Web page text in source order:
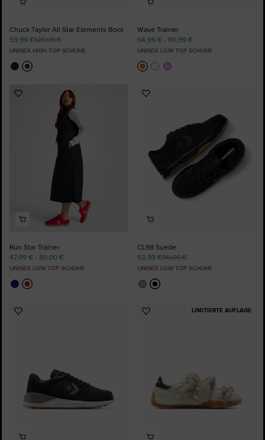
Chuck Taylor All Star Elements Boot
59,99 €120,00 €
UNISEX HIGH TOP SCHUHE
Wave Trainer
64,99 € - 90,99 €
UNISEX LOW TOP SCHUHE
Zu
hinzufügen
Run Star Trainer
47,99 € - 80,00 €
UNISEX LOW TOP SCHUHE
Zu
CL98 Suede
53,99 €90,00 €
UNISEX LOW TOP SCHUHE
Zu
LIMITIERTE AUFLAGE
Zu